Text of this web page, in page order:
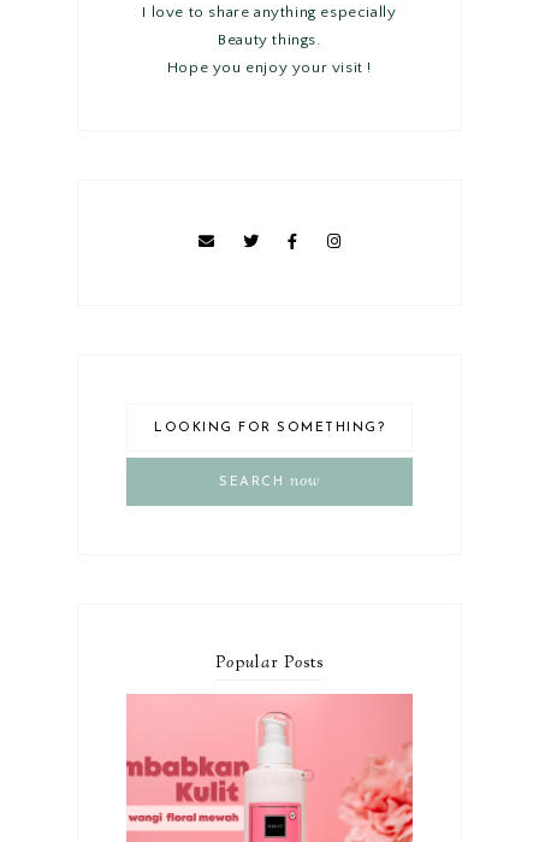
I love to share anything especially
Beauty things.
Hope you enjoy your visit !
SEARCH now
Popular Posts